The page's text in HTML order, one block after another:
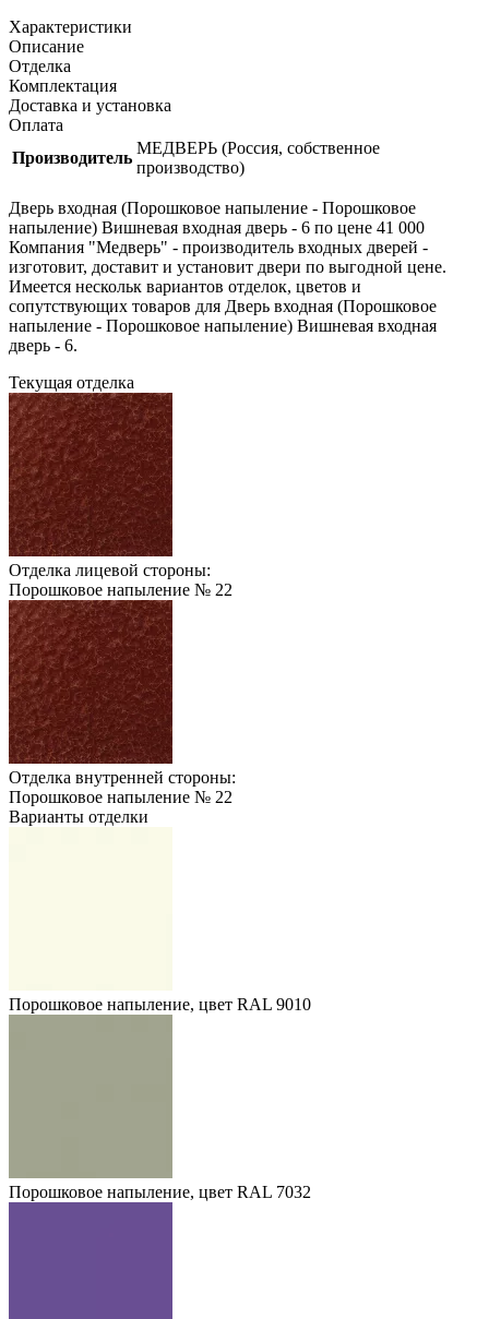
Характеристики
Описание
Отделка
Комплектация
Доставка и установка
Оплата
Производитель
МЕДВЕРЬ (Россия, собственное
производство)
Дверь входная (Порошковое напыление - Порошковое
напыление) Вишневая входная дверь - 6 по цене 41 000
Компания "Медверь" - производитель входных дверей -
изготовит, доставит и установит двери по выгодной цене.
Имеется нескольк вариантов отделок, цветов и
сопутствующих товаров для Дверь входная (Порошковое
напыление - Порошковое напыление) Вишневая входная
дверь - 6.
Текущая отделка
Отделка лицевой стороны:
Порошковое напыление № 22
Отделка внутренней стороны:
Порошковое напыление № 22
Варианты отделки
Порошковое напыление, цвет RAL 9010
Порошковое напыление, цвет RAL 7032